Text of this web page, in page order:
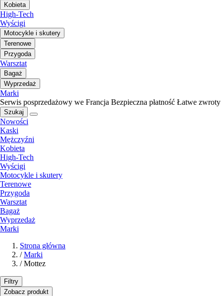
Kobieta
High-Tech
Wyścigi
Motocykle i skutery
Terenowe
Przygoda
Warsztat
Bagaż
Wyprzedaż
Marki
Serwis posprzedażowy we Francja Bezpieczna płatność Łatwe zwroty
Szukaj
Nowości
Kaski
Mężczyźni
Kobieta
High-Tech
Wyścigi
Motocykle i skutery
Terenowe
Przygoda
Warsztat
Bagaż
Wyprzedaż
Marki
Strona główna
/ Marki
/ Mottez
Filtry
Zobacz produkt